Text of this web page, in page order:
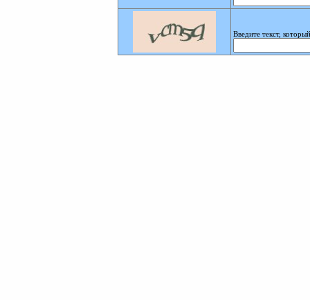
Введите текст,